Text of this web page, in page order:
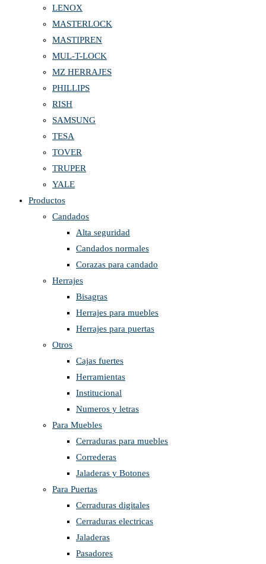
LENOX
MASTERLOCK
MASTIPREN
MUL-T-LOCK
MZ HERRAJES
PHILLIPS
RISH
SAMSUNG
TESA
TOVER
TRUPER
YALE
Productos
Candados
Alta seguridad
Candados normales
Corazas para candado
Herrajes
Bisagras
Herrajes para muebles
Herrajes para puertas
Otros
Cajas fuertes
Herramientas
Institucional
Numeros y letras
Para Muebles
Cerraduras para muebles
Correderas
Jaladeras y Botones
Para Puertas
Cerraduras digitales
Cerraduras electricas
Jaladeras
Pasadores